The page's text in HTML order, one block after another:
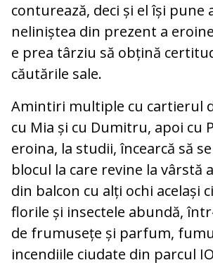
conturează, deci și el își pune
neliniștea din prezent a
e prea târziu să obțină
căutările sale.
Amintiri multiple cu cartierul
cu Mia și cu Dumitru, apoi cu
eroina, la studii, încearcă să
blocul la care revine la vârstă
din balcon cu alți ochi același
florile și insectele abundă,
de frumusețe și parfum,
incendiile ciudate din parcul